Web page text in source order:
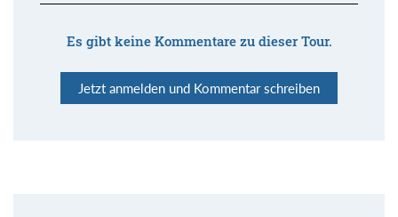
Es gibt keine Kommentare zu dieser Tour.
Jetzt anmelden und Kommentar schreiben